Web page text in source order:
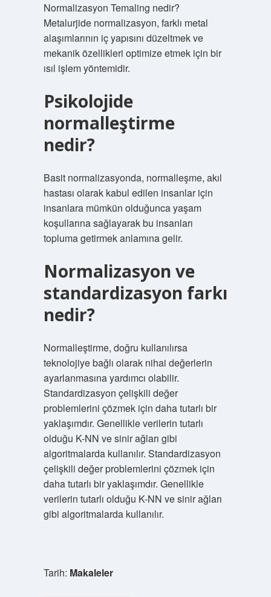
Normalizasyon Temaling nedir?
Metalurjide normalizasyon, farklı metal
alaşımlarının iç yapısını düzeltmek ve
mekanik özellikleri optimize etmek için bir
ısıl işlem yöntemidir.
Psikolojide
normalleştirme
nedir?
Basit normalizasyonda, normalleşme, akıl
hastası olarak kabul edilen insanlar için
insanlara mümkün olduğunca yaşam
koşullarına sağlayarak bu insanları
topluma getirmek anlamına gelir.
Normalizasyon ve
standardizasyon farkı
nedir?
Normalleştirme, doğru kullanılırsa
teknolojiye bağlı olarak nihai değerlerin
ayarlanmasına yardımcı olabilir.
Standardizasyon çelişkili değer
problemlerini çözmek için daha tutarlı bir
yaklaşımdır. Genellikle verilerin tutarlı
olduğu K-NN ve sinir ağları gibi
algoritmalarda kullanılır. Standardizasyon
çelişkili değer problemlerini çözmek için
daha tutarlı bir yaklaşımdır. Genellikle
verilerin tutarlı olduğu K-NN ve sinir ağları
gibi algoritmalarda kullanılır.
Tarih: Makaleler